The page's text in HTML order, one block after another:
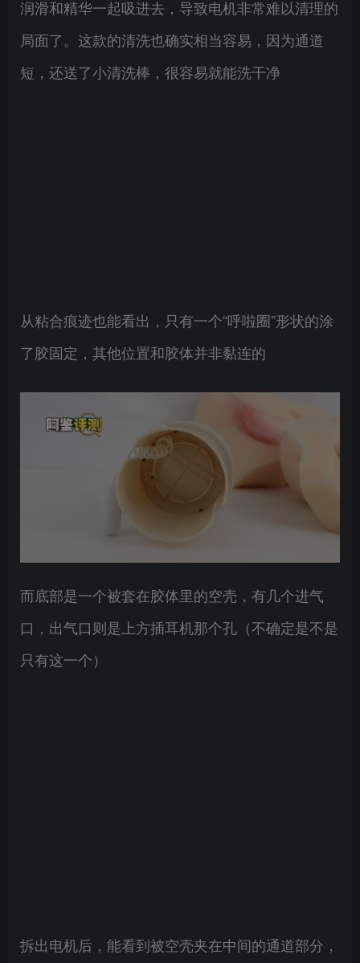
润滑和精华一起吸进去，导致电机非常难以清理的
局面了。这款的清洗也确实相当容易，因为通道
短，还送了小清洗棒，很容易就能洗干净
从粘合痕迹也能看出，只有一个“呼啦圈”形状的涂
了胶固定，其他位置和胶体并非黏连的
而底部是一个被套在胶体里的空壳，有几个进气
口，出气口则是上方插耳机那个孔（不确定是不是
只有这一个）
拆出电机后，能看到被空壳夹在中间的通道部分，